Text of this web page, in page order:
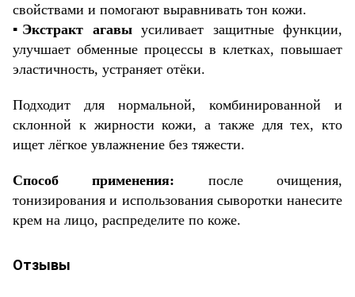
свойствами и помогают выравнивать тон кожи.
▪️ Экстракт агавыусиливает защитные функции,
улучшает обменные процессы в клетках, повышает
эластичность, устраняет отёки.
Подходит для нормальной, комбинированной и
склонной к жирности кожи, а также для тех, кто
ищет лёгкое увлажнение без тяжести.
Способ применения:
после очищения,
тонизирования и использования сыворотки нанесите
крем на лицо, распределите по коже.
Отзывы